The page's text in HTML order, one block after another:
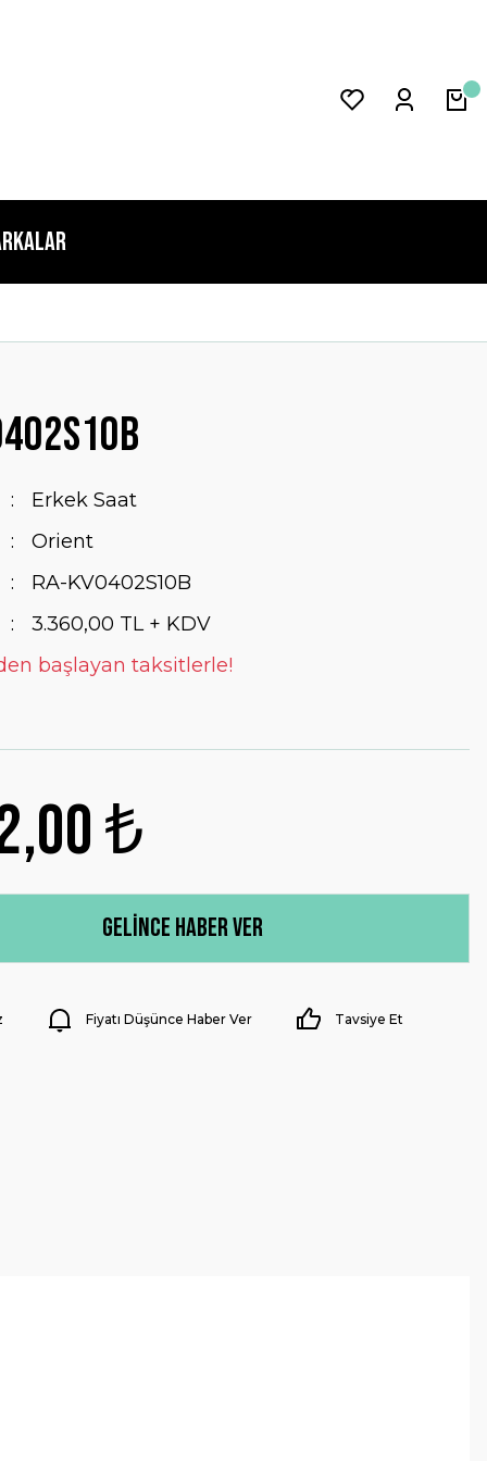
Erkek Saat
Orient
RA-KV0402S10B
3.360,00 TL + KDV
başlayan taksitlerle!
₺
Gelince Haber Ver
Fiyatı Düşünce Haber Ver Tavsiye Et